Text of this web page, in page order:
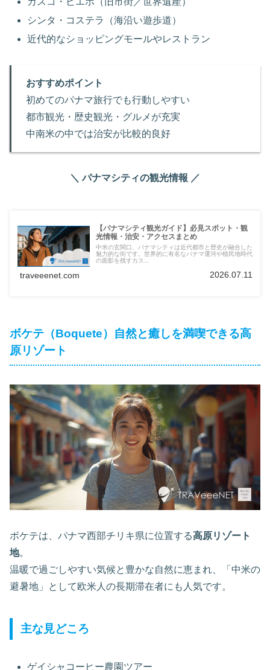
シンタ・コステラ（海沿い遊歩道）
近代的なショッピングモールやレストラン
おすすめポイント
初めてのパナマ旅行でも行動しやすい
都市観光・歴史観光・グルメが充実
中南米の中では治安が比較的良好
＼ パナマシティの観光情報 ／
【パナマシティ観光ガイド】必見スポット・観
光情報・治安・アクセスまとめ
中米の玄関口、パナマシティは近代都市と歴史が融合した
魅力的な街です。世界的に有名なパナマ運河や植民地時代
の面影を残すカス...
traveeenet.com 2026.07.11
ボケテ（Boquete）自然と癒しを満喫できる高
原リゾート
ボケテは、パナマ西部チリキ県に位置する高原リゾート
地。
温暖で過ごしやすい気候と豊かな自然に恵まれ、「中米の
避暑地」として欧米人の長期滞在者にも人気です。
主な見どころ
ゲイシャコーヒー農園ツアー